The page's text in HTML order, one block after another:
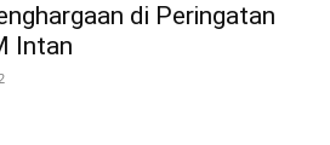
di Peringatan
Intan